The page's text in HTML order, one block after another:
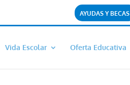
AYUDAS Y BECAS
Vida Escolar Oferta Educativa